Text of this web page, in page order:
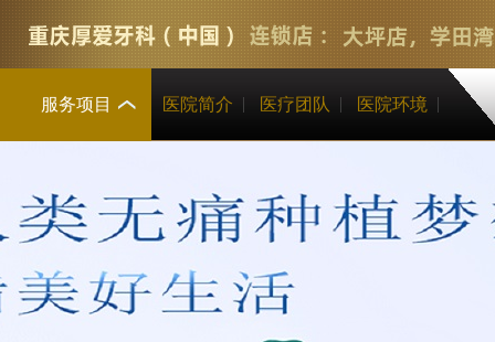
服务项目 医院简介 医疗团队 医院环境